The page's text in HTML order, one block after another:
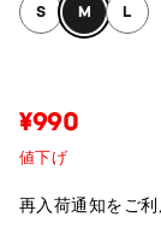
S M L
¥990
値下げ
再入荷通知をご